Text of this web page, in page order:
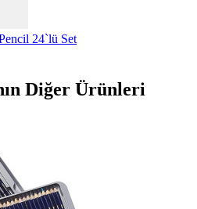
24`lü Set
Diğer Ürünleri